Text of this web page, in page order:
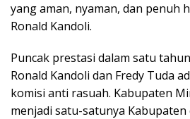
yang aman, nyaman, dan penuh
Ronald Kandoli.
Puncak prestasi dalam satu
Ronald Kandoli dan Fredy Tuda
komisi anti rasuah. Kabupaten
menjadi satu-satunya